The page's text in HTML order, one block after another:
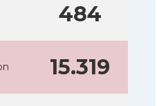
484
15.319